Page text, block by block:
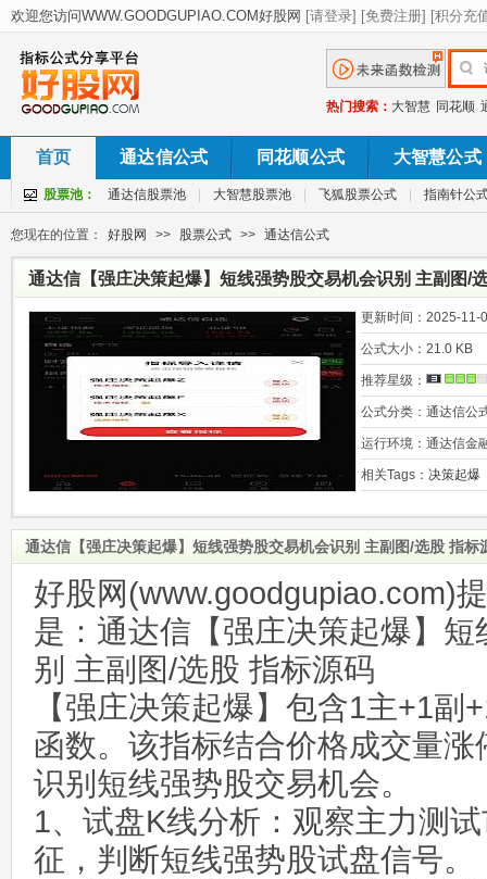
热门搜索： 大智慧 同花顺
首页 通达信公式 同花顺公式 大智慧公式
股票池： 通达信股票池 大智慧股票池 飞狐股票公式 指南针公
您现在的位置： 好股网 >> 股票公式 >> 通达信公式
通达信【强庄决策起爆】短线强势股交易机会识别 主副图/
更新时间： 2025-11-
公式大小： 21.0 KB
推荐星级：
公式分类： 通达信公
运行环境： 通达信金
相关Tags： 决策起爆
通达信【强庄决策起爆】短线强势股交易机会识别 主副图/选股 指标
好股网(www.goodgupiao.com)
是：通达信【强庄决策起爆】
别 主副图/选股 指标源码
【强庄决策起爆】包含1主+1副
函数。该指标结合价格成交量
识别短线强势股交易机会。
1、试盘K线分析：观察主力测
征，判断短线强势股试盘信号。